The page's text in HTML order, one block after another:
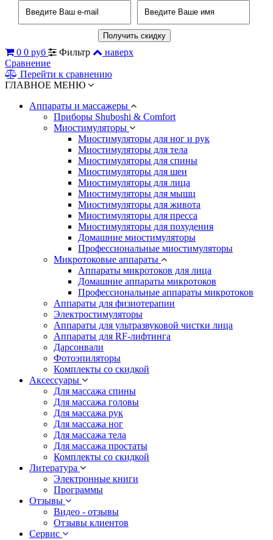
0 0 руб Фильтр
наверх
Сравнение
Перейти к сравнению
ГЛАВНОЕ МЕНЮ
Аппараты и массажеры
Приборы Shuboshi & Comfort
Миостимуляторы
Миостимуляторы для ног и рук
Миостимуляторы для тела
Миостимуляторы для спины
Миостимуляторы для шеи
Миостимуляторы для лица
Миостимуляторы для мышц
Миостимуляторы для живота
Миостимуляторы для пресса
Миостимуляторы для похудения
Домашние миостимуляторы
Профессиональные миостимуляторы
Микротоковые аппараты
Аппараты микротоков для лица
Домашние аппараты микротоков
Профессиональные аппараты микротоков
Аппараты для физиотерапии
Электростимуляторы
Аппараты для ультразвуковой чистки лица
Аппараты для RF-лифтинга
Дарсонвали
Фотоэпиляторы
Комплекты со скидкой
Аксессуары
Для массажа спины
Для массажа головы
Для массажа рук
Для массажа ног
Для массажа тела
Для массажа простаты
Комплекты со скидкой
Литература
Электронные книги
Программы
Отзывы
Видео - отзывы
Отзывы клиентов
Сервис